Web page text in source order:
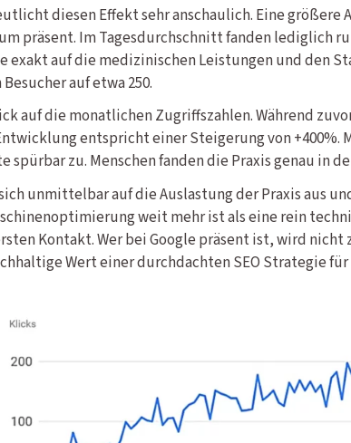
diesen Effekt sehr anschaulich. Eine
präsent. Im Tagesdurchschnitt fanden
exakt auf die medizinischen Leistungen und
auf etwa 250.
auf die monatlichen Zugriffszahlen. Während
entspricht einer Steigerung von
zu. Menschen fanden die Praxis genau in
unmittelbar auf die Auslastung der Praxis aus
weit mehr ist als eine rein
Kontakt. Wer bei Google präsent ist, wird
Wert einer durchdachten SEO Strategie